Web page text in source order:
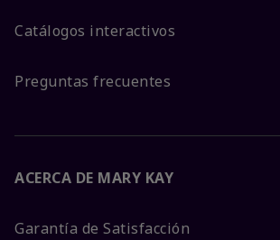
Catálogos interactivos
Preguntas frecuentes
ACERCA DE MARY KAY
Garantía de Satisfacción